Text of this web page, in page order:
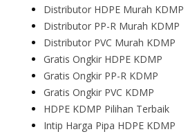
Distributor HDPE Murah KDMP
Distributor PP-R Murah KDMP
Distributor PVC Murah KDMP
Gratis Ongkir HDPE KDMP
Gratis Ongkir PP-R KDMP
Gratis Ongkir PVC KDMP
HDPE KDMP Pilihan Terbaik
Intip Harga Pipa HDPE KDMP